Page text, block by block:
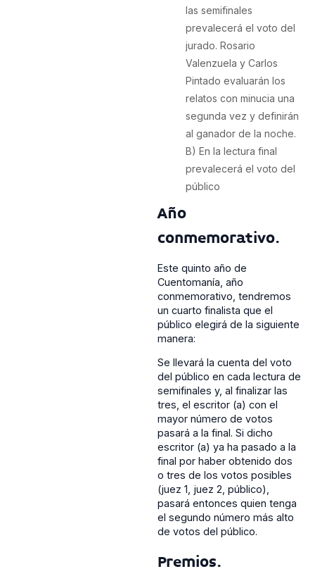
las semifinales
prevalecerá el voto del
jurado. Rosario
Valenzuela y Carlos
Pintado evaluarán los
relatos con minucia una
segunda vez y definirán
al ganador de la noche.
B) En la lectura final
prevalecerá el voto del
público
Año
conmemorativo.
Este quinto año de
Cuentomanía, año
conmemorativo, tendremos
un cuarto finalista que el
público elegirá de la siguiente
manera:
Se llevará la cuenta del voto
del público en cada lectura de
semifinales y, al finalizar las
tres, el escritor (a) con el
mayor número de votos
pasará a la final. Si dicho
escritor (a) ya ha pasado a la
final por haber obtenido dos
o tres de los votos posibles
(juez 1, juez 2, público),
pasará entonces quien tenga
el segundo número más alto
de votos del público.
Premios.